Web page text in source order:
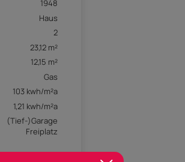
1948
Haus
2
23,12 m²
12,15 m²
Gas
103 kwh/m²a
1,21 kwh/m²a
(Tief-)Garage
Freiplatz